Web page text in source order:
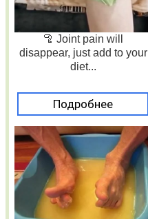
🦿 Joint pain will
disappear, just add to your
diet...
Подробнее